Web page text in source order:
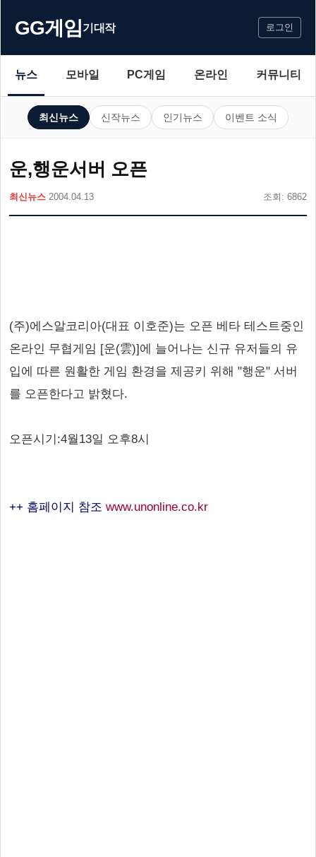
GG게임기대작 로그인
뉴스 모바일 PC게임 온라인 커뮤니티
최신뉴스 신작뉴스 인기뉴스 이벤트 소식
운,행운서버 오픈
최신뉴스 2004.04.13 조회: 6862
(주)에스알코리아(대표 이호준)는 오픈 베타 테스트중인
온라인 무협게임 [운(雲)]에 늘어나는 신규 유저들의 유
입에 따른 원활한 게임 환경을 제공키 위해 "행운" 서버
를 오픈한다고 밝혔다.
오픈시기:4월13일 오후8시
++ 홈페이지 참조 www.unonline.co.kr